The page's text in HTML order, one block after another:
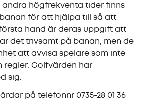
andra högfrekventa tider finns
för att hjälpa till så att
hand är deras uppgift att
det trivsamt på banan, men de
att avvisa spelare som inte
regler. Golfvärden har
sig.
på telefonnr 0735-28 01 36